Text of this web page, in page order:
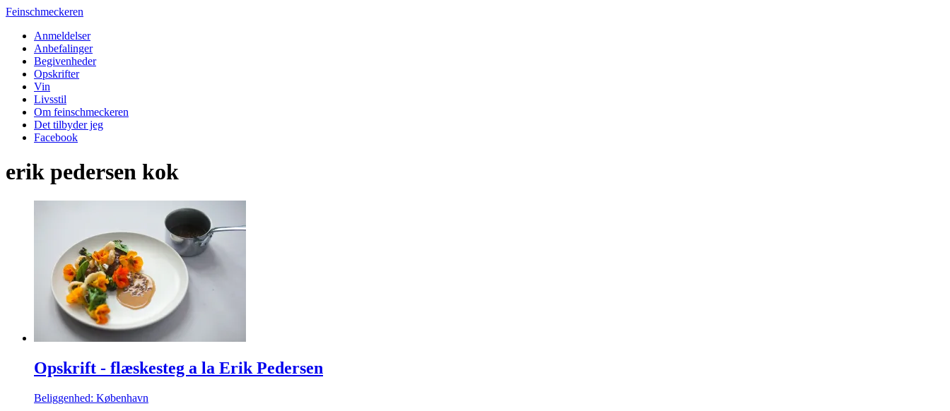
Feinschmeckeren
Anmeldelser
Anbefalinger
Begivenheder
Opskrifter
Vin
Livsstil
Om feinschmeckeren
Det tilbyder jeg
Facebook
erik pedersen kok
Opskrift - flæskesteg a la Erik Pedersen
Beliggenhed: København